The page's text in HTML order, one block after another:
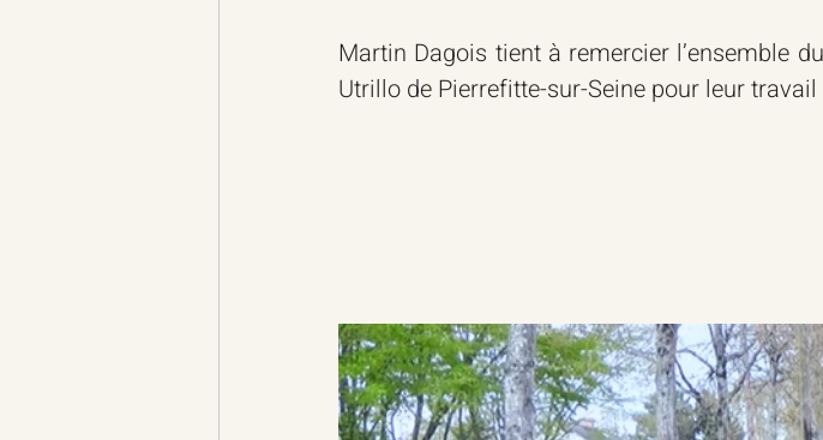
Martin Dagois tient à remercier l’ensemble
Utrillo de Pierrefitte-sur-Seine pour leur